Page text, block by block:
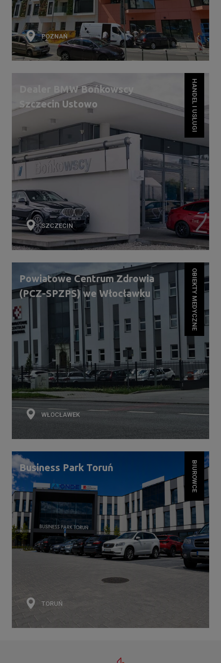
POZNAŃ
Dealer BMW Bońkowscy
Szczecin Ustowo
SZCZECIN
HANDEL I USŁUGI
Powiatowe Centrum Zdrowia
(PCZ-SPZPS) we Włocławku
WŁOCŁAWEK
OBIEKTY MEDYCZNE
Business Park Toruń
TORUŃ
BIUROWCE